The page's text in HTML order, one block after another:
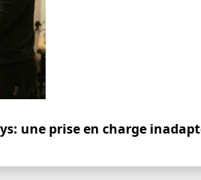
une prise en charge